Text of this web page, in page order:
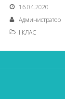
16.04.2020
Администратор
I КЛАС